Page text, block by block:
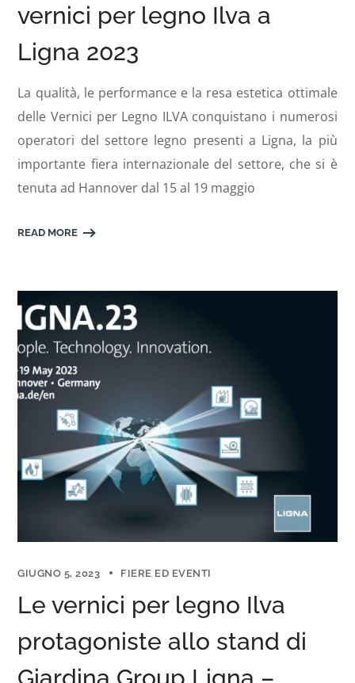
vernici per legno Ilva a
Ligna 2023
La qualità, le performance e la resa estetica ottimale
delle Vernici per Legno ILVA conquistano i numerosi
operatori del settore legno presenti a Ligna, la più
importante fiera internazionale del settore, che si è
tenuta ad Hannover dal 15 al 19 maggio
READ MORE
GIUGNO 5, 2023 FIERE ED EVENTI
Le vernici per legno Ilva
protagoniste allo stand di